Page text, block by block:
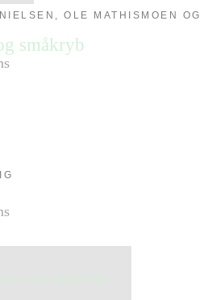
OLE MATHISMOEN OG
småkryb